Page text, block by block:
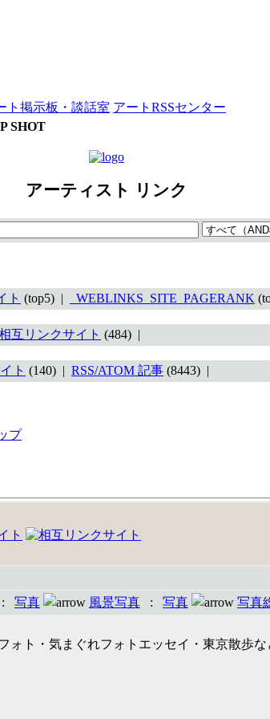
ト掲示板・談話室 アートRSSセンター
SHOT
アーティスト リンク
ト (top5) | _WEBLINKS_SITE_PAGERANK
互リンクサイト (484) |
ト (140) | RSS/ATOM 記事 (8443) |
プ
写真 風景写真 : 写真
写真
ォト・気まぐれフォトエッセイ・東京散歩な